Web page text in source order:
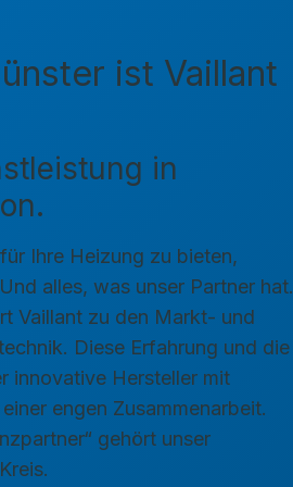
ist Vaillant
in
Ihre Heizung zu bieten,
alles, was unser Partner hat.
Vaillant zu den Markt- und
Diese Erfahrung und die
innovative Hersteller mit
engen Zusammenarbeit.
gehört unser